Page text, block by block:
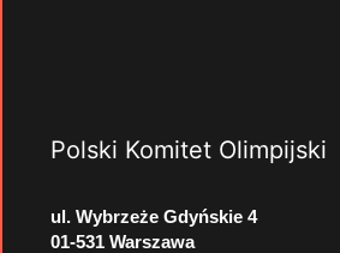
Polski Komitet Olimpijski
ul. Wybrzeże Gdyńskie 4
01-531 Warszawa